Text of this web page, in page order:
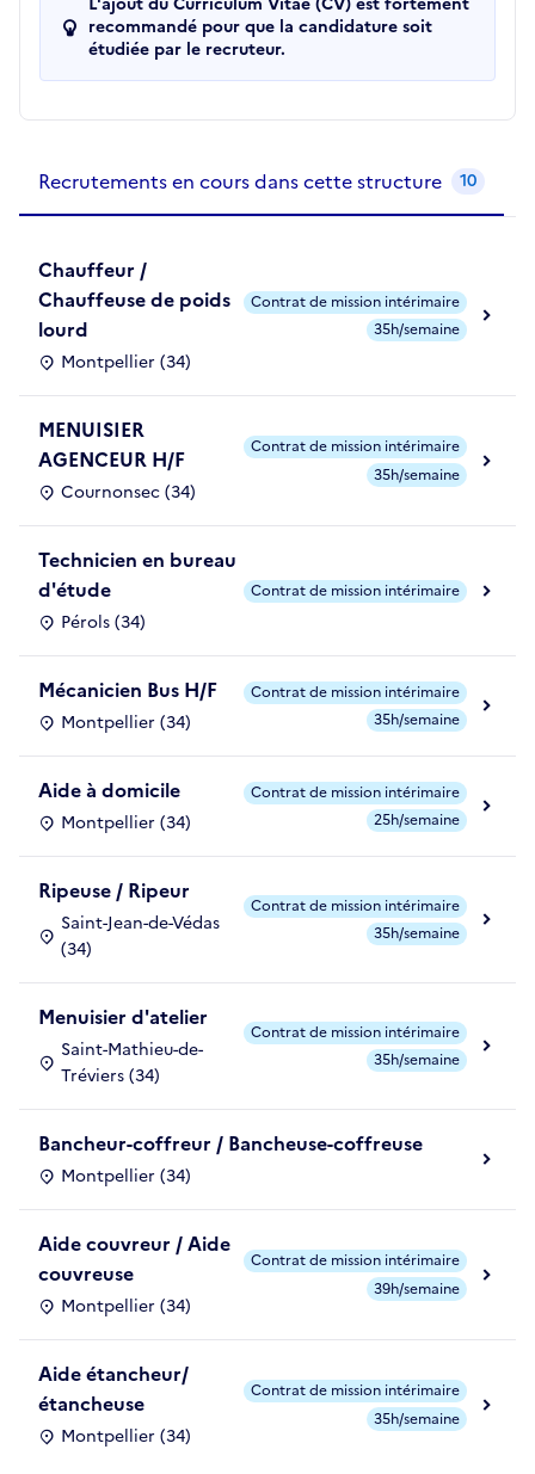
recommandé pour que la candidature soit
étudiée par le recruteur.
Recrutements en cours dans cette structure 10
Chauffeur /
Chauffeuse de poids
lourd
Montpellier (34)
Contrat de mission intérimaire
35h/semaine
MENUISIER
AGENCEUR H/F
Cournonsec (34)
Contrat de mission intérimaire
35h/semaine
Technicien en bureau
d'étude
Pérols (34)
Contrat de mission intérimaire
Mécanicien Bus H/F
Montpellier (34)
Contrat de mission intérimaire
35h/semaine
Aide à domicile
Montpellier (34)
Contrat de mission intérimaire
25h/semaine
Ripeuse / Ripeur
Saint-Jean-de-Védas
(34)
Contrat de mission intérimaire
35h/semaine
Menuisier d'atelier
Saint-Mathieu-de-
Tréviers (34)
Contrat de mission intérimaire
35h/semaine
Bancheur-coffreur / Bancheuse-coffreuse
Montpellier (34)
Aide couvreur / Aide
couvreuse
Montpellier (34)
Contrat de mission intérimaire
39h/semaine
Aide étancheur/
étancheuse
Montpellier (34)
Contrat de mission intérimaire
35h/semaine